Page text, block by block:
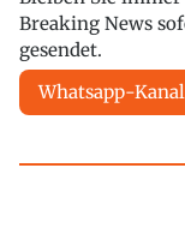
Breaking News
gesendet.
Whatsapp-